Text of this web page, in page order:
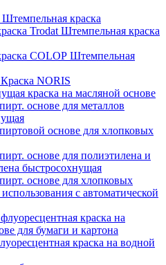
Штемпельная краска
Штемпельная краска
Штемпельная
Краска NORIS
краска на масляной основе
основе для металлов
основе для хлопковых
основе для полиэтилена и
быстросохнущая
основе для хлопковых
с автоматической
краска на
для бумаги и картона
краска на водной